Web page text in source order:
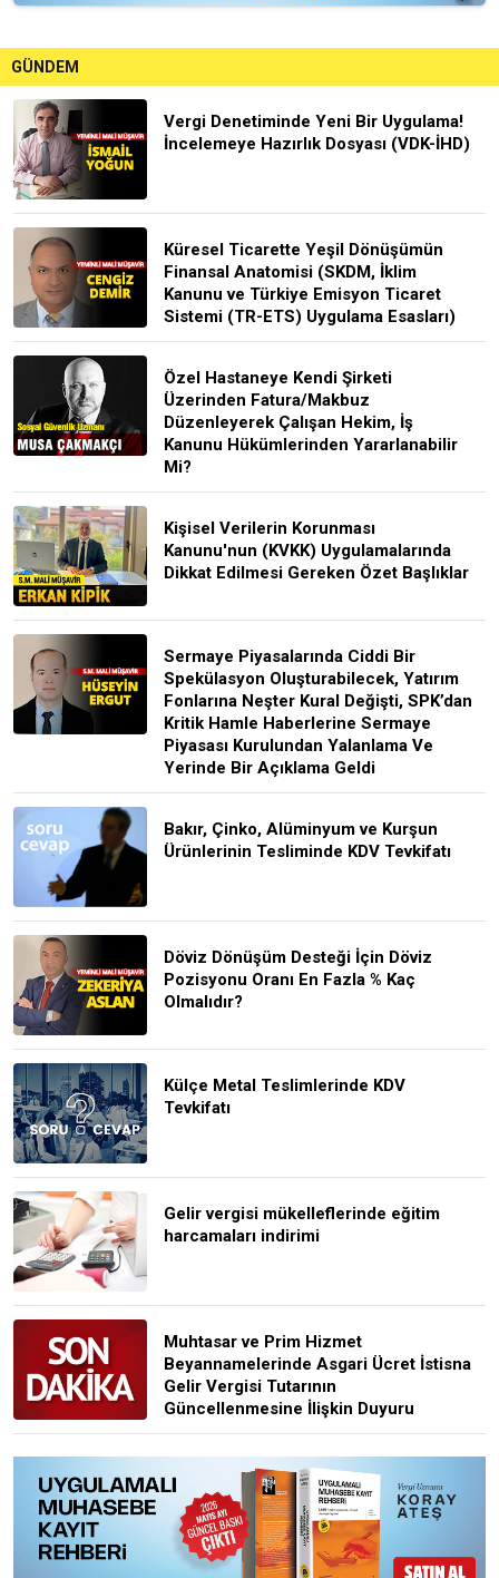
GÜNDEM
Vergi Denetiminde Yeni Bir Uygulama!
İncelemeye Hazırlık Dosyası (VDK-İHD)
Küresel Ticarette Yeşil Dönüşümün
Finansal Anatomisi (SKDM, İklim
Kanunu ve Türkiye Emisyon Ticaret
Sistemi (TR-ETS) Uygulama Esasları)
Özel Hastaneye Kendi Şirketi
Üzerinden Fatura/Makbuz
Düzenleyerek Çalışan Hekim, İş
Kanunu Hükümlerinden Yararlanabilir
Mi?
Kişisel Verilerin Korunması
Kanunu'nun (KVKK) Uygulamalarında
Dikkat Edilmesi Gereken Özet Başlıklar
Sermaye Piyasalarında Ciddi Bir
Spekülasyon Oluşturabilecek, Yatırım
Fonlarına Neşter Kural Değişti, SPK’dan
Kritik Hamle Haberlerine Sermaye
Piyasası Kurulundan Yalanlama Ve
Yerinde Bir Açıklama Geldi
Bakır, Çinko, Alüminyum ve Kurşun
Ürünlerinin Tesliminde KDV Tevkifatı
Döviz Dönüşüm Desteği İçin Döviz
Pozisyonu Oranı En Fazla % Kaç
Olmalıdır?
Külçe Metal Teslimlerinde KDV
Tevkifatı
Gelir vergisi mükelleflerinde eğitim
harcamaları indirimi
Muhtasar ve Prim Hizmet
Beyannamelerinde Asgari Ücret İstisna
Gelir Vergisi Tutarının
Güncellenmesine İlişkin Duyuru